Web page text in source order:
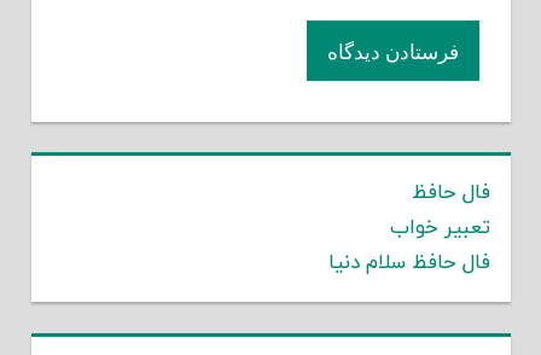
فال حافظ
تعبیر خواب
فال حافظ سلام دنیا